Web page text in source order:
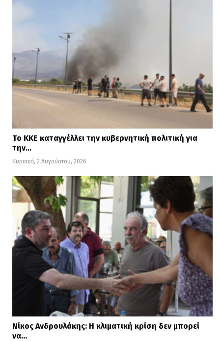
Το ΚΚΕ καταγγέλλει την κυβερνητική πολιτική για
την…
Κυριακή, 2 Αυγούστου, 2026
Νίκος Ανδρουλάκης: Η κλιματική κρίση δεν μπορεί
να…